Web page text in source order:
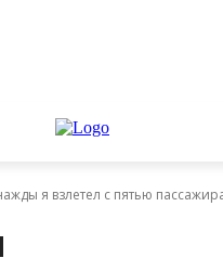
я взлетел с пятью